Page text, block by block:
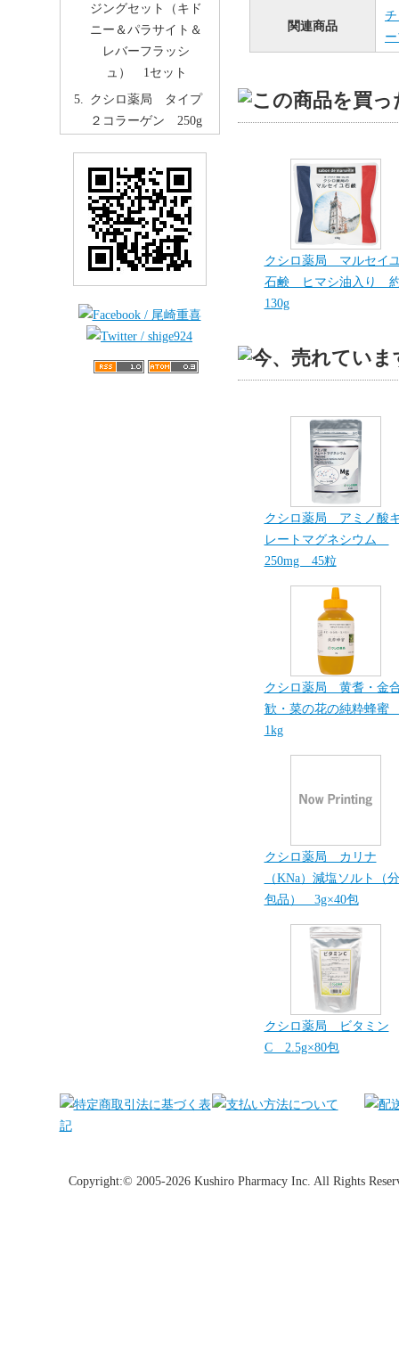
関連商品
クシロ薬局 マルセイ
石鹸 ヒマシ油入り
130g
クシロ薬局 アミノ酸
レートマグネシウム
250mg 45粒
クシロ薬局 黄耆・金
歓・菜の花の純粋蜂
1kg
クシロ薬局 カリナ
（KNa）減塩ソルト（分
包品） 3g×40包
クシロ薬局 ビタミン
C 2.5g×80包
ジングセット（キド
ニー＆パラサイト＆
レバーフラッシ
ュ） 1セット
クシロ薬局 タイプ
２コラーゲン 250g
Copyright:© 2005-2026 Kushiro Pharmacy Inc. All Rights